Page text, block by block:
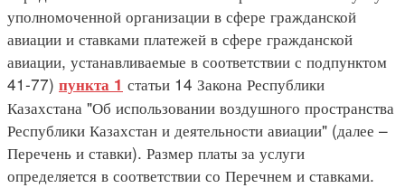
уполномоченной организации в сфере гражданской
авиации и ставками платежей в сфере гражданской
авиации, устанавливаемые в соответствии с подпунктом
41-77) пункта 1 статьи 14 Закона Республики
Казахстана "Об использовании воздушного пространства
Республики Казахстан и деятельности авиации" (далее –
Перечень и ставки). Размер платы за услуги
определяется в соответствии со Перечнем и ставками.